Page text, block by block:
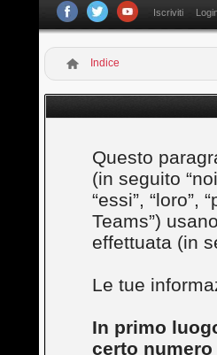
Iscriviti
Indice
Questo
(in seguito
“essi”, “loro”,
Teams”)
effettuata (in
Le tue
In primo
certo